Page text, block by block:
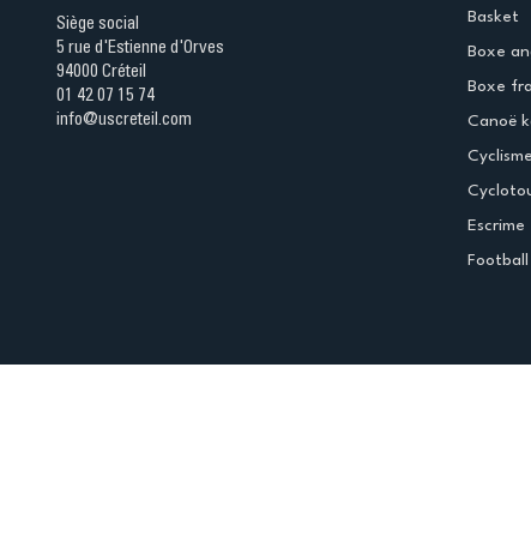
Siège social
5 rue d'Estienne d'Orves
94000 Créteil
01 42 07 15 74
info@uscreteil.com
Basket
Boxe
Boxe
Canoë
Cyclisme
Escrime
Football